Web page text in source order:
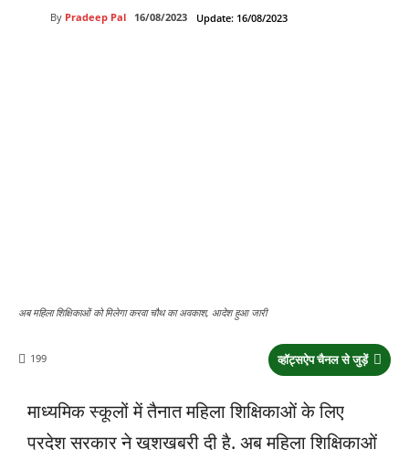
By Pradeep Pal 16/08/2023 Update: 16/08/2023
अब महिला शिक्षिकाओं को मिलेगा करवा चौथ का अवकाश, आदेश हुआ जारी
व्हॉट्सऐप चैनल से जुड़ें
199
माध्यमिक स्कूलों में तैनात महिला शिक्षिकाओं के लिए
प्रदेश सरकार ने खुशखबरी दी है. अब महिला शिक्षिकाओं